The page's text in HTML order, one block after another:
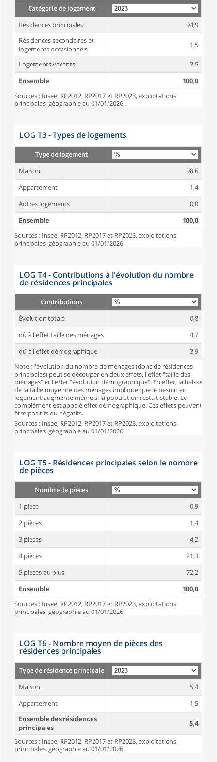
Catégorie de logement
Résidences principales
94,9
Résidences secondaires et
logements occasionnels
1,5
Logements vacants
3,5
Ensemble
100,0
Sources : Insee, RP2012, RP2017 et RP2023, exploitations
principales, géographie au 01/01/2026 .
LOG T3 - Types de logements
Type de logement
Maison
98,6
Appartement
1,4
Autres logements
0,0
Ensemble
100,0
Sources : Insee, RP2012, RP2017 et RP2023, exploitations
principales, géographie au 01/01/2026.
LOG T4 - Contributions à l'évolution du nombre
de résidences principales
Contributions
Évolution totale
0,8
dû à l'effet taille des ménages
4,7
dû à l'effet démographique
–3,9
Note : l'évolution du nombre de ménages (donc de résidences
principales) peut se découper en deux effets, l'effet "taille des
ménages" et l'effet "évolution démographique". En effet, la baisse
de la taille moyenne des ménages implique que le besoin en
logement augmente même si la population restait stable. Le
complément est appelé effet démographique. Ces effets peuvent
être positifs ou négatifs.
Sources : Insee, RP2012, RP2017 et RP2023, exploitations
principales, géographie au 01/01/2026.
LOG T5 - Résidences principales selon le nombre
de pièces
Nombre de pièces
1 pièce
0,9
2 pièces
1,4
3 pièces
4,2
4 pièces
21,3
5 pièces ou plus
72,2
Ensemble
100,0
Sources : Insee, RP2012, RP2017 et RP2023, exploitations
principales, géographie au 01/01/2026.
LOG T6 - Nombre moyen de pièces des
résidences principales
Type de résidence principale
Maison
5,4
Appartement
1,5
Ensemble des résidences
principales
5,4
Sources : Insee, RP2012, RP2017 et RP2023, exploitations
principales, géographie au 01/01/2026.